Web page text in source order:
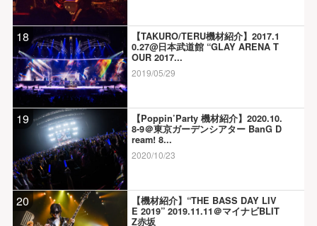
18
【TAKURO/TERU機材紹介】2017.1
0.27@日本武道館 “GLAY ARENA T
OUR 2017...
2019/05/29
19
【Poppin’Party 機材紹介】2020.10.
8-9＠東京ガーデンシアター BanG D
ream! 8...
2020/10/23
20
【機材紹介】“THE BASS DAY LIV
E 2019” 2019.11.11＠マイナビBLIT
Z赤坂